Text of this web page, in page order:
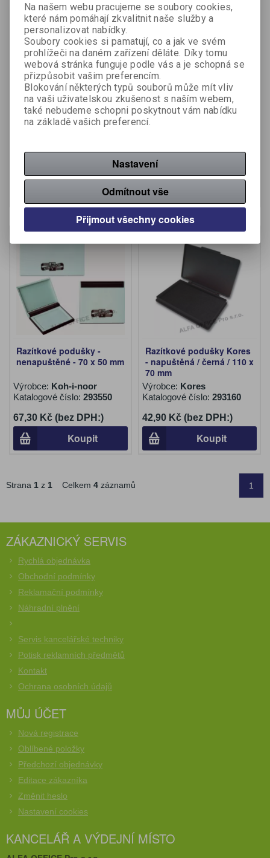
Razítkové podušky -
nenapuštěné - 155 x 80
mm
Katalogové číslo:293450
Razítkové podušky -
nenapuštěné - 120 x 60
mm
Katalogové číslo:293500
107 Kč (bez DPH:)
Razítkové podušky -
nenapuštěné - 70 x 50 mm
Výrobce: Koh-i-noor
Katalogové číslo: 293550
67,30 Kč (bez DPH:)
Koupit
Razítkové podušky Kores
- napuštěná / černá / 110 x
70 mm
Výrobce: Kores
Katalogové číslo: 293160
42,90 Kč (bez DPH:)
Koupit
Strana 1 z 1 Celkem 4 záznamů 1
ZÁKAZNICKÝ SERVIS
Rychlá objednávka
Obchodní podmínky
Reklamační podmínky
Náhradní plnění
Servis kancelářské techniky
Potisk reklamních předmětů
Kontakt
Ochrana osobních údajů
MŮJ ÚČET
Nová registrace
Oblíbené položky
Předchozí objednávky
Editace zákazníka
Změnit heslo
Nastavení cookies
KANCELÁŘ A VÝDEJNÍ MÍSTO
Na našem webu pracujeme se soubory cookies,
které nám pomáhají zkvalitnit naše služby a
personalizovat nabídky.
Soubory cookies si pamatují, co a jak ve svém
prohlížeči na daném zařízení děláte. Díky tomu
webová stránka funguje podle vás a je schopná se
přizpůsobit vašim preferencím.
Blokování některých typů souborů může mít vliv
na vaši uživatelskou zkušenost s naším webem,
také nebudeme schopni poskytnout vám nabídku
na základě vašich preferencí.
Nastavení
Odmítnout vše
Přijmout všechny cookies